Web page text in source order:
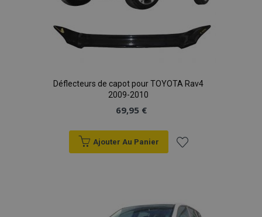
Déflecteurs de capot pour TOYOTA Rav4
2009-2010
69,95 €
Ajouter Au Panier
liste